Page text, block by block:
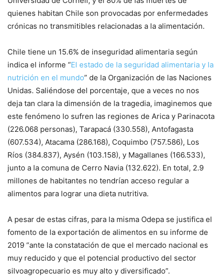
quienes habitan Chile son provocadas por enfermedades
crónicas no transmitibles relacionadas a la alimentación.
Chile tiene un 15.6% de inseguridad alimentaria según
indica el informe “El estado de la seguridad alimentaria y la
nutrición en el mundo” de la Organización de las Naciones
Unidas. Saliéndose del porcentaje, que a veces no nos
deja tan clara la dimensión de la tragedia, imaginemos que
este fenómeno lo sufren las regiones de Arica y Parinacota
(226.068 personas), Tarapacá (330.558), Antofagasta
(607.534), Atacama (286.168), Coquimbo (757.586), Los
Ríos (384.837), Aysén (103.158), y Magallanes (166.533),
junto a la comuna de Cerro Navia (132.622). En total, 2.9
millones de habitantes no tendrían acceso regular a
alimentos para lograr una dieta nutritiva.
A pesar de estas cifras, para la misma Odepa se justifica el
fomento de la exportación de alimentos en su informe de
2019 “ante la constatación de que el mercado nacional es
muy reducido y que el potencial productivo del sector
silvoagropecuario es muy alto y diversificado”.